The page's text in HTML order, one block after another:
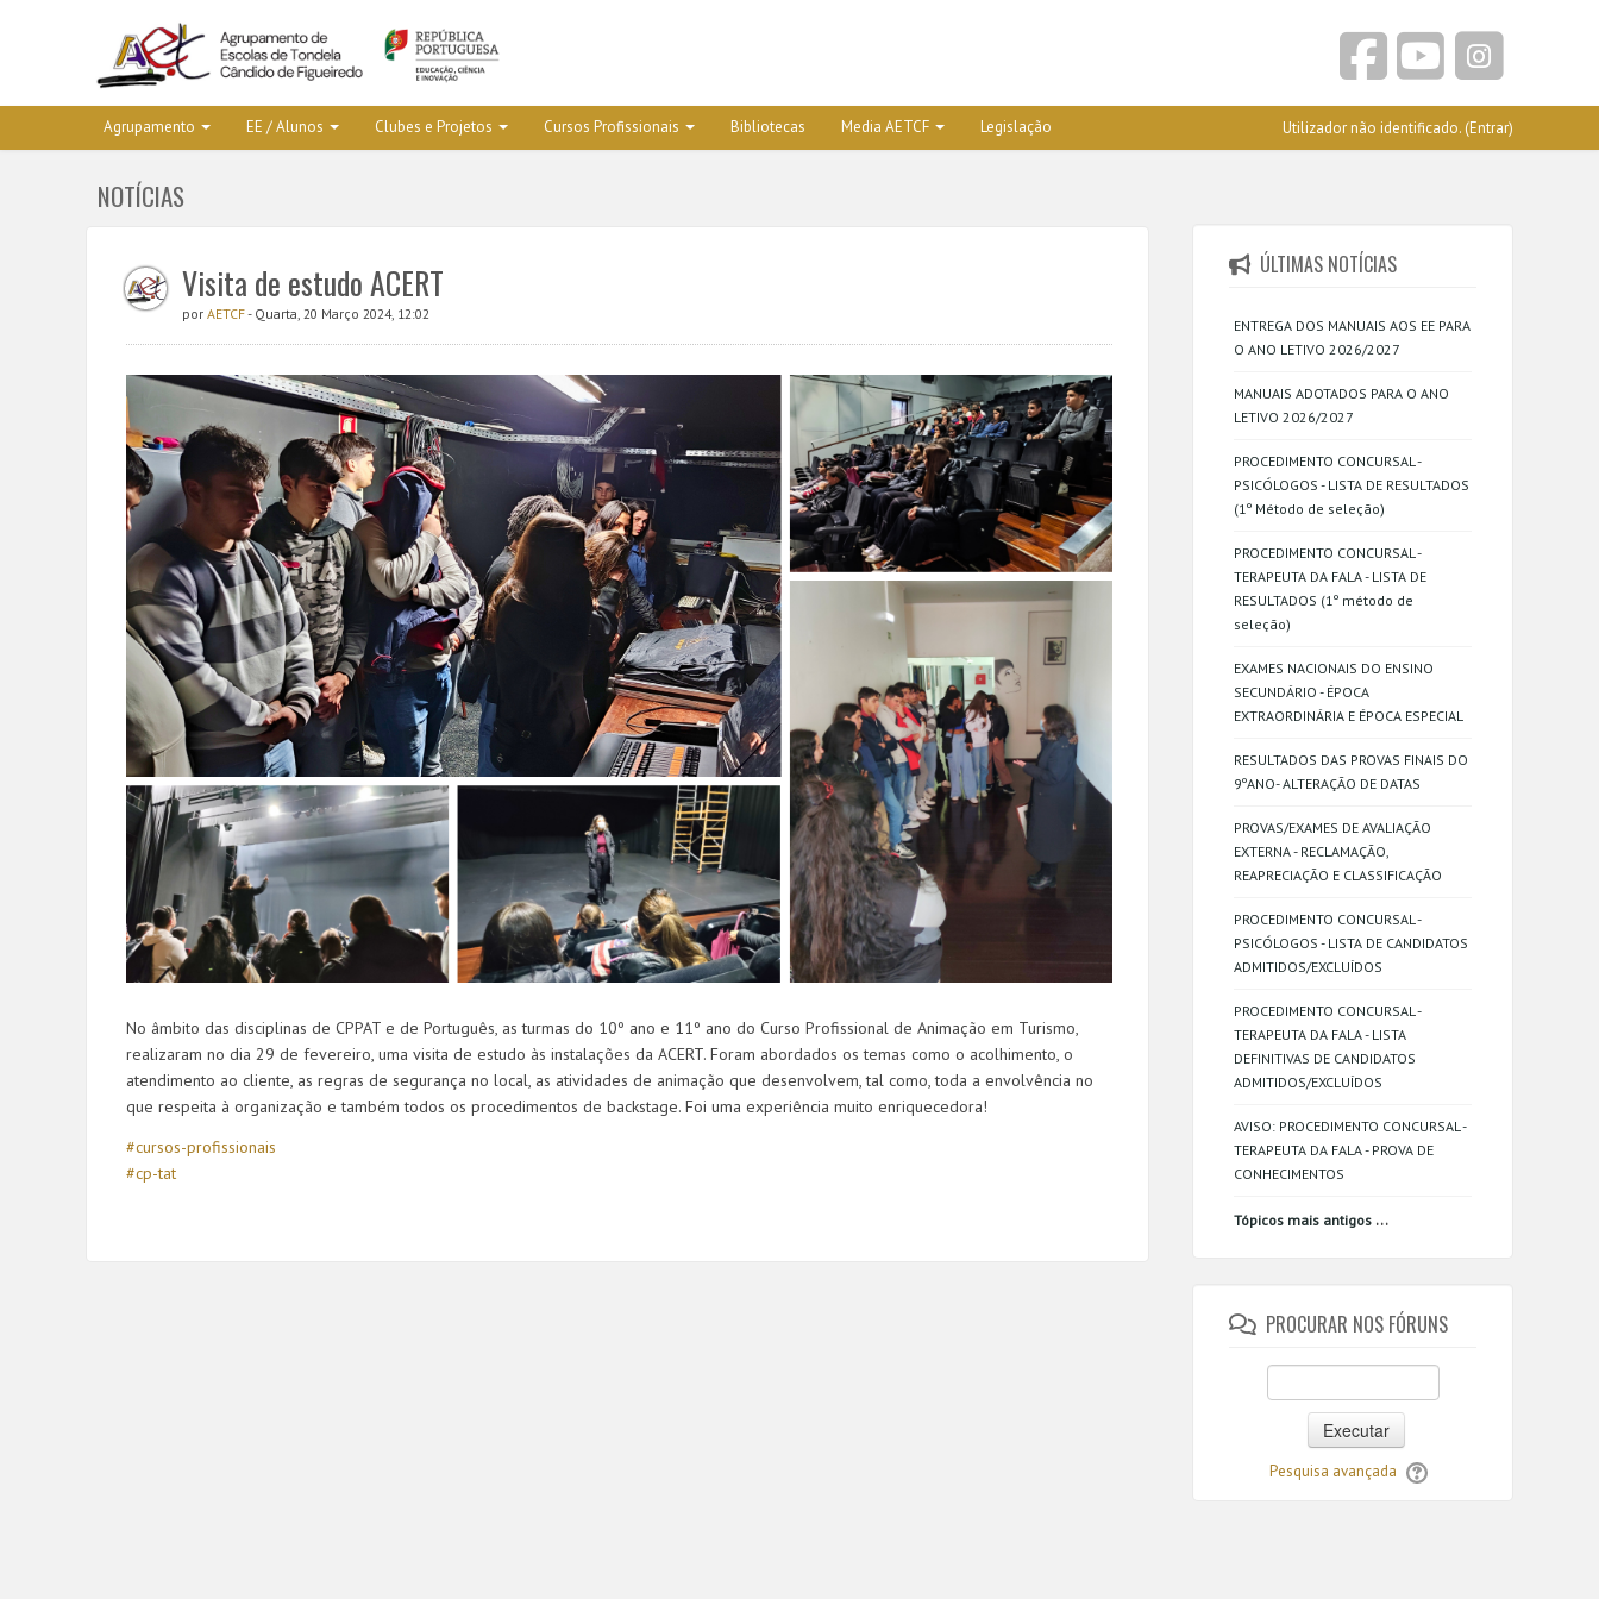
Agrupamento EE / Alunos Clubes e Projetos Cursos Profissionais Bibliotecas Media AETCF Legislação Utilizador não identificado. (Entrar)
NOTÍCIAS
Visita de estudo ACERT
por AETCF- Quarta, 20 Março 2024, 12:02
No âmbito das disciplinas de CPPAT e de Português, as turmas do 10º ano e 11º ano do Curso Profissional de Animação em Turismo,
realizaram no dia 29 de fevereiro, uma visita de estudo às instalações da ACERT. Foram abordados os temas como o acolhimento, o
atendimento ao cliente, as regras de segurança no local, as atividades de animação que desenvolvem, tal como, toda a envolvência no
que respeita à organização e também todos os procedimentos de backstage. Foi uma experiência muito enriquecedora!
#cursos-profissionais
#cp-tat
ÚLTIMAS NOTÍCIAS
ENTREGA DOS MANUAIS AOS EE PARA
O ANO LETIVO 2026/2027
MANUAIS ADOTADOS PARA O ANO
LETIVO 2026/2027
PROCEDIMENTO CONCURSAL -
PSICÓLOGOS - LISTA DE RESULTADOS
(1º Método de seleção)
PROCEDIMENTO CONCURSAL -
TERAPEUTA DA FALA - LISTA DE
RESULTADOS (1º método de
seleção)
EXAMES NACIONAIS DO ENSINO
SECUNDÁRIO - ÉPOCA
EXTRAORDINÁRIA E ÉPOCA ESPECIAL
RESULTADOS DAS PROVAS FINAIS DO
9ºANO- ALTERAÇÃO DE DATAS
PROVAS/EXAMES DE AVALIAÇÃO
EXTERNA - RECLAMAÇÃO,
REAPRECIAÇÃO E CLASSIFICAÇÃO
PROCEDIMENTO CONCURSAL -
PSICÓLOGOS - LISTA DE CANDIDATOS
ADMITIDOS/EXCLUÍDOS
PROCEDIMENTO CONCURSAL -
TERAPEUTA DA FALA - LISTA
DEFINITIVAS DE CANDIDATOS
ADMITIDOS/EXCLUÍDOS
AVISO: PROCEDIMENTO CONCURSAL -
TERAPEUTA DA FALA - PROVA DE
CONHECIMENTOS
Tópicos mais antigos ...
PROCURAR NOS FÓRUNS
Executar
Pesquisa avançada